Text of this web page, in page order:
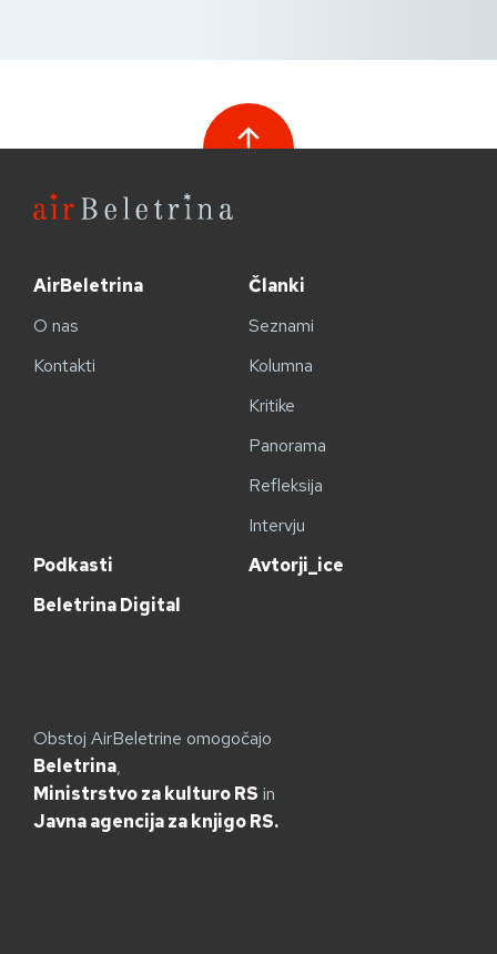
AirBeletrina
O nas
Kontakti
Članki
Seznami
Kolumna
Kritike
Panorama
Refleksija
Intervju
Podkasti
Avtorji_ice
Beletrina Digital
Obstoj AirBeletrine omogočajo
Beletrina,
Ministrstvo za kulturo RS in
Javna agencija za knjigo RS.